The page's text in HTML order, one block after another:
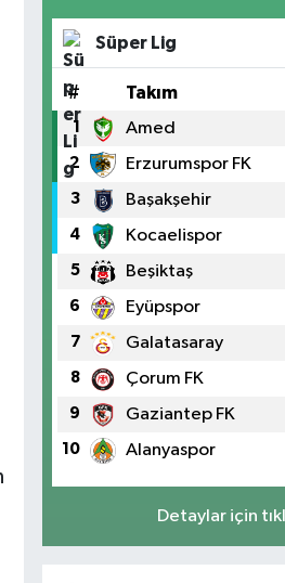
Süper Lig
# Takım
1 Amed
2 Erzurumspor FK
3 Başakşehir
4 Kocaelispor
5 Beşiktaş
6 Eyüpspor
7 Galatasaray
8 Çorum FK
9 Gaziantep FK
10 Alanyaspor
Detaylar için